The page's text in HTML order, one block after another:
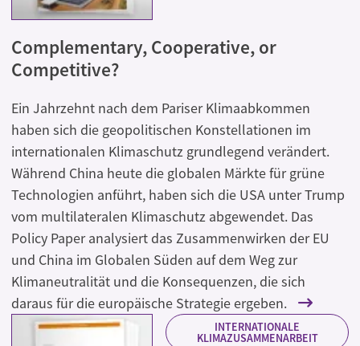
Complementary, Cooperative, or
Competitive?
Ein Jahrzehnt nach dem Pariser Klimaabkommen
haben sich die geopolitischen Konstellationen im
internationalen Klimaschutz grundlegend verändert.
Während China heute die globalen Märkte für grüne
Technologien anführt, haben sich die USA unter Trump
vom multilateralen Klimaschutz abgewendet. Das
Policy Paper analysiert das Zusammenwirken der EU
und China im Globalen Süden auf dem Weg zur
Klimaneutralität und die Konsequenzen, die sich
daraus für die europäische Strategie ergeben.
INTERNATIONALE
KLIMAZUSAMMENARBEIT